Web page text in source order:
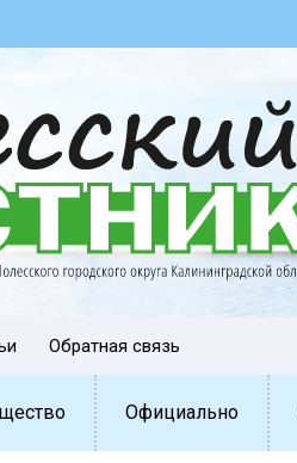
Обратная связь
Официально